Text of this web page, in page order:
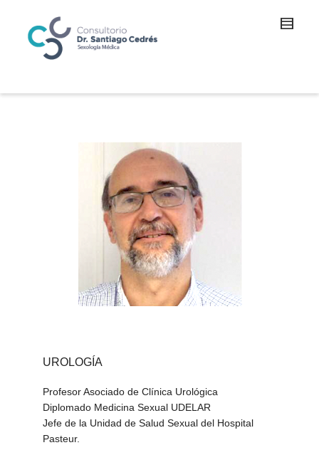
UROLOGÍA
Profesor Asociado de Clínica Urológica
Diplomado Medicina Sexual UDELAR
Jefe de la Unidad de Salud Sexual del Hospital
Pasteur.